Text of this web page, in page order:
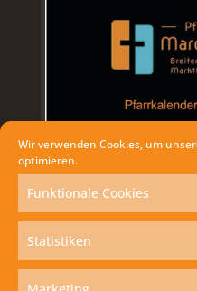
Wir verwenden Cookies, um
optimieren.
Funktionale Cookies
Statistiken
AKTUELLES